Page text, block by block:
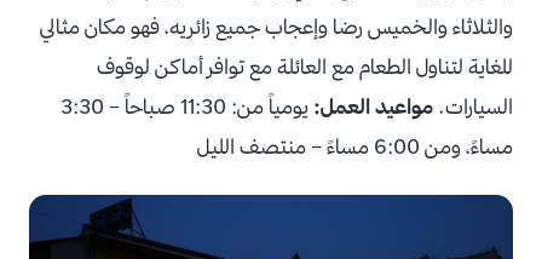
والثلاثاء والخميس رضا وإعجاب جميع زائريه، فهو مكان مثالي
للغاية لتناول الطعام مع العائلة مع توافر أماكن لوقوف
السيارات. مواعيد العمل:
يومياً من: 11:30 صباحاً – 3:30
مساءً، ومن 6:00 مساءً – منتصف الليل